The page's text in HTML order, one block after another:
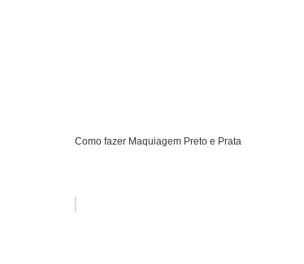
Como fazer Maquiagem Preto e Prata